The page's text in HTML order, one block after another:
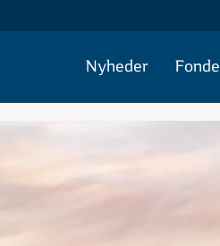
Nyheder Fonde